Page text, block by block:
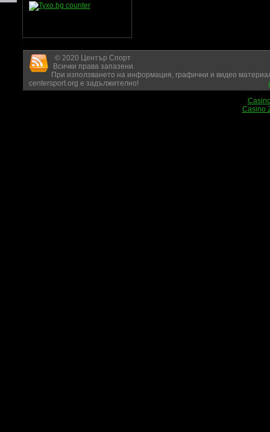
© 2020 Център Спорт
Всички права запазени.
При използването на информация, графични и видео
centersport.org е задължително!
Casino